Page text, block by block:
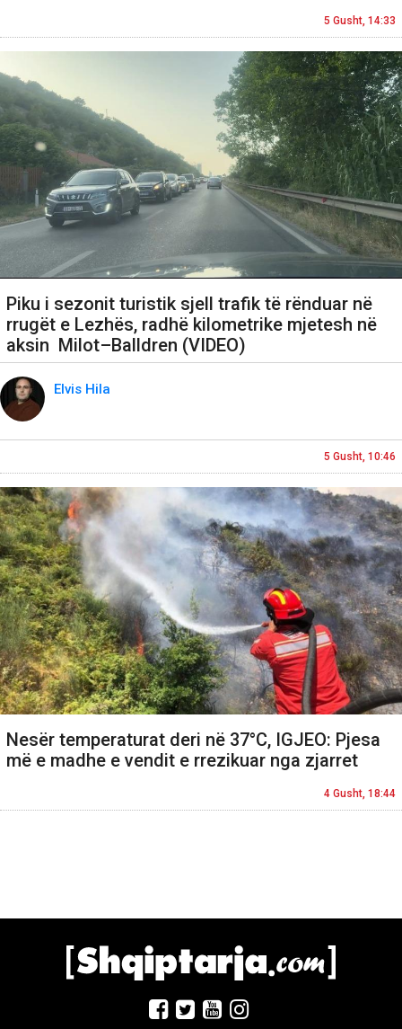
5 Gusht, 14:33
Piku i sezonit turistik sjell trafik të rënduar në
rrugët e Lezhës, radhë kilometrike mjetesh në
aksin Milot–Balldren (VIDEO)
Elvis Hila
5 Gusht, 10:46
Nesër temperaturat deri në 37°C, IGJEO: Pjesa
më e madhe e vendit e rrezikuar nga zjarret
4 Gusht, 18:44